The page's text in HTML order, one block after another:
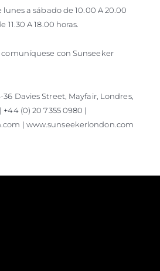
a sábado de 10.00 A 20.00
11.30 A 18.00 horas.
con Sunseeker
Davies Street, Mayfair, Londres,
+44 (0) 20 7355 0980 |
| www.sunseekerlondon.com